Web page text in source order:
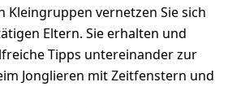
Kleingruppen vernetzen Sie sich
Eltern. Sie erhalten und
Tipps untereinander zur
Jonglieren mit Zeitfenstern und